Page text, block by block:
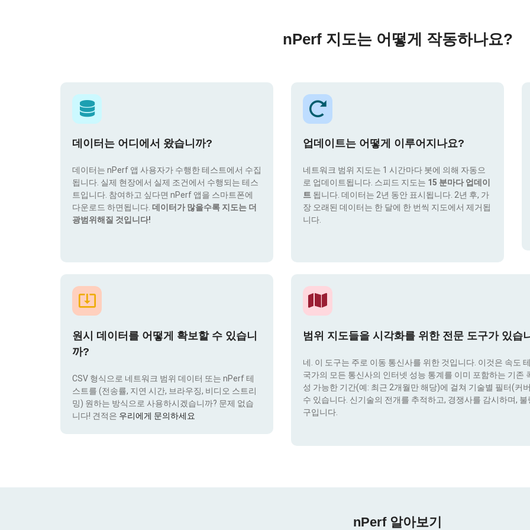
nPerf 지도는 어떻게 작동하나요?
데이터는 어디에서 왔습니까?
데이터는 nPerf 앱 사용자가 수행한 테스트에서 수집
됩니다. 실제 현장에서 실제 조건에서 수행되는 테스
트입니다. 참여하고 싶다면 nPerf 앱을 스마트폰에
다운로드 하면됩니다. 데이터가 많을수록 지도는 더
광범위해질 것입니다!
업데이트는 어떻게 이루어지나요?
네트워크 범위 지도는 1 시간마다 봇에 의해 자동으
로 업데이트됩니다. 스피드 지도는 15 분마다 업데이
트 됩니다. 데이터는 2년 동안 표시됩니다. 2년 후, 가
장 오래된 데이터는 한 달에 한 번씩 지도에서 제거됩
니다.
원시 데이터를 어떻게 확보할 수 있습니
까?
CSV 형식으로 네트워크 범위 데이터 또는 nPerf 테
스트를 (전송률, 지연 시간, 브라우징, 비디오 스트리
밍) 원하는 방식으로 사용하시겠습니까? 문제 없습
니다! 견적은 우리에게 문의하세요
범위 지도들을 시각화를 위한 전문 도구가 있습
네. 이 도구는 주로 이동 통신사를 위한 것입니다. 이것은 속도
국가의 모든 통신사의 인터넷 성능 통계를 이미 포함하는 기
성 가능한 기간(예: 최근 2개월만 해당)에 걸쳐 기술별 필터(커
수 있습니다. 신기술의 전개를 추적하고, 경쟁사를 감시하며,
구입니다.
nPerf 알아보기